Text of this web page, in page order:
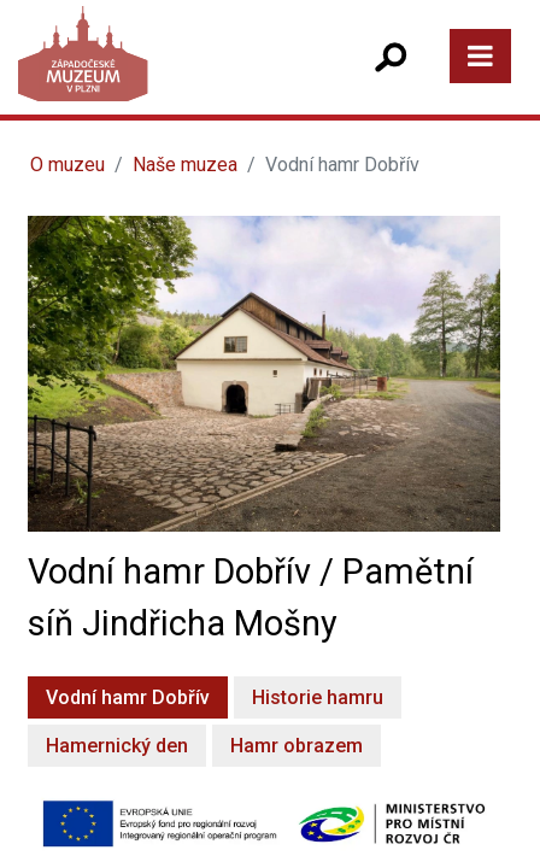
O muzeu Naše muzea Vodní hamr Dobřív
Vodní hamr Dobřív / Pamětní
síň Jindřicha Mošny
Vodní hamr Dobřív Historie hamru
Hamernický den Hamr obrazem